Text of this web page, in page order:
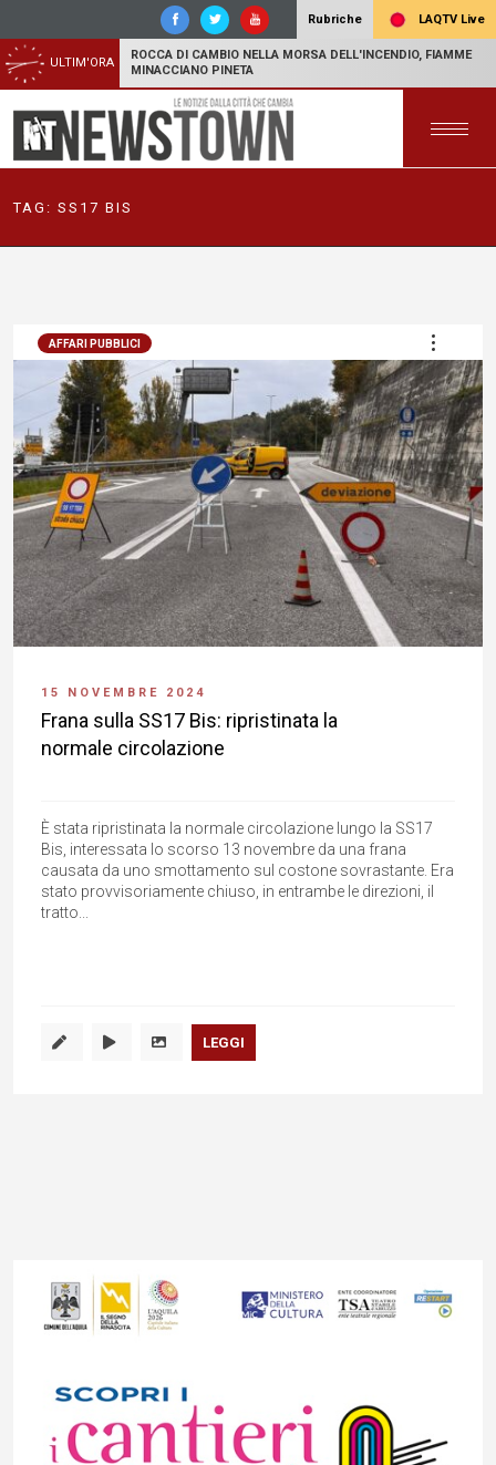
Rubriche LAQTV Live
ULTIM'ORA
ROCCA DI CAMBIO NELLA MORSA DELL'INCENDIO, FIAMME
MINACCIANO PINETA
TAG: SS17 BIS
AFFARI PUBBLICI
15 NOVEMBRE 2024
Frana sulla SS17 Bis: ripristinata la
normale circolazione
È stata ripristinata la normale circolazione lungo la SS17
Bis, interessata lo scorso 13 novembre da una frana
causata da uno smottamento sul costone sovrastante. Era
stato provvisoriamente chiuso, in entrambe le direzioni, il
tratto...
LEGGI